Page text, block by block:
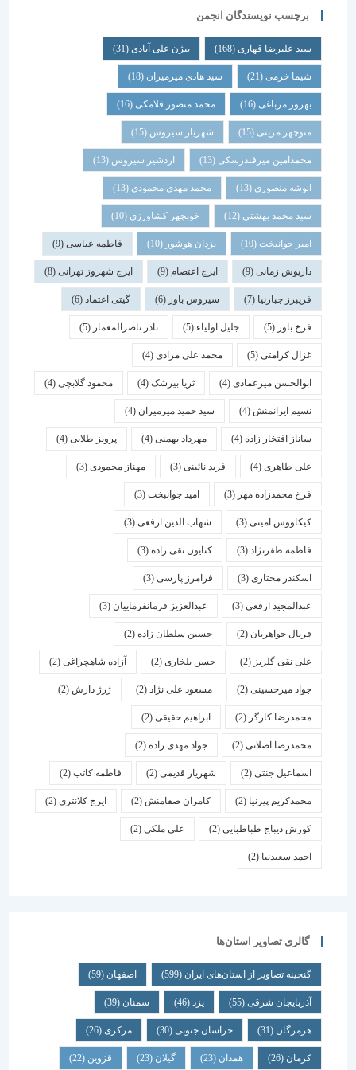
برچسب نویسندگان انجمن
سید علیرضا قهاری(168) بیژن علی آبادی(31)
شیما خرمی(21) سید هادی میرمیران(18)
بهروز مرباغی (16) محمد منصور فلامکی (16)
منوچهر مزینی(15) شهریار سیروس(15)
محمدامین میرفندرسکی(13) اردشیر سیروس(13)
انوشه منصوری(13) محمد مهدی محمودی(13)
سید محمد بهشتی(12) خوبچهر کشاورزی(10)
امیر جوانبخت(10) یزدان هوشور(10) فاطمه عباسی(9)
داریوش زمانی(9) ایرج اعتصام(9) ایرج شهروز تهرانی(8)
فریبرز جبارنیا(7) سیروس باور(6) گیتی اعتماد(6)
فرخ باور(5) جلیل اولیاء(5) نادر ناصرالمعمار (5)
غزال کرامتی(5) محمد علی مرادی(4)
ابوالحسن میرعمادی(4) ثریا بیرشک(4) محمود گلابچی(4)
نسیم ایرانمنش(4) سید حمید میرمیران(4)
ساناز افتخار زاده(4) مهرداد بهمنی (4) پرویز طلایی(4)
علی طاهری(4) فرید نائینی(3) مهناز محمودی(3)
فرخ محمدزاده مهر(3) امید جوانبخت(3)
کیکاووس امینی(3) شهاب الدین ارفعی(3)
فاطمه ظفرنژاد(3) کتایون تقی زاده(3)
اسكندر مختاری (3) فرامرز پارسی(3)
عبدالمجید ارفعی(3) عبدالعزیز فرمانفرماییان(3)
فریال جواهریان(2) حسین سلطان زاده(2)
علی نقی گلریز(2) حسن بلخاری(2) آزاده شاهچراغی(2)
جواد میرحسینی(2) مسعود علی نژاد(2) ژرژ دارش (2)
محمدرضا کارگر(2) ابراهیم حقیقی(2)
محمدرضا اصلانی(2) جواد مهدی زاده(2)
اسماعیل جنتی(2) شهریار قدیمی(2) فاطمه کاتب(2)
محمدکریم پیرنیا (2) کامران صفامنش(2) ایرج کلانتری (2)
کورش دیباج طباطبایی(2) علی ملکی(2)
احمد سعیدنیا (2)
گالری تصاویر استان‌ها
گنجینه تصاویر از استان‌های ایران(599) اصفهان (59)
آذربایجان شرقی(55) یزد سمنان (39)
هرمزگان(31) خراسان جنوبی(30) مرکزی (26)
همدان گیلان قزوین